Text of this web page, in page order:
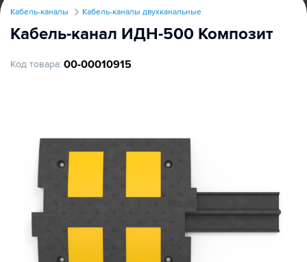
Кабель-каналы Кабель-каналы двухканальные
Кабель-канал ИДН-500 Композит
Код товара: 00-00010915